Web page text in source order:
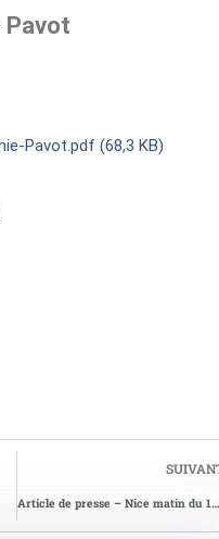
Pavot
Pavot.pdf (68,3 KB)
Article de presse – Nice matin du 14/04/2000